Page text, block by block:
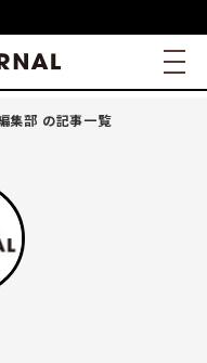
集部 の記事一覧